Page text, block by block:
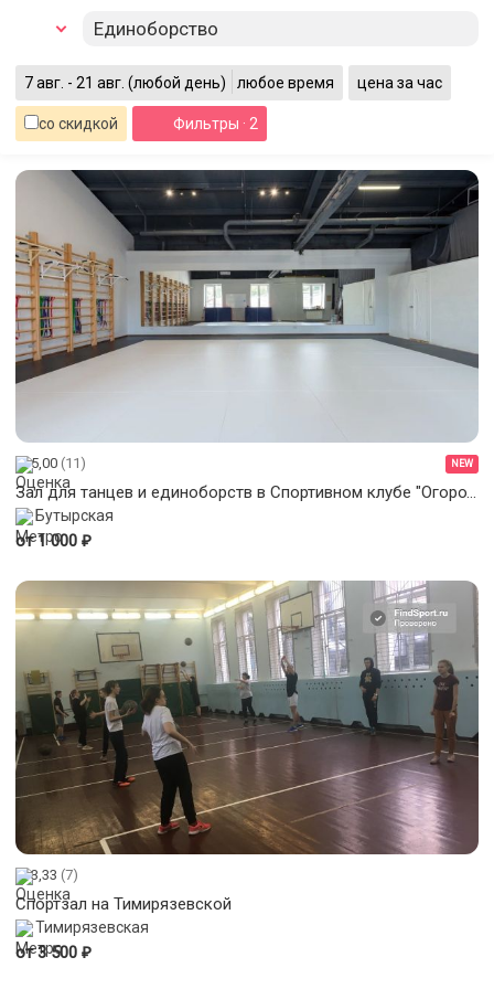
Единоборство
7 авг. - 21 авг. (любой день) любое время цена за час
со скидкой Фильтры · 2
5,00 (11) NEW
Зал для танцев и единоборств в Спортивном клубе "Огород"
Бутырская
от 1 000 ₽
3,33 (7)
Спортзал на Тимирязевской
Тимирязевская
от 3 500 ₽